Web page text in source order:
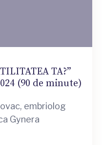
TA?”
(90 de minute)
embriolog
Gynera